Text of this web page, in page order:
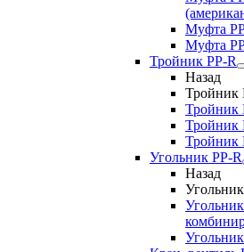
Муфта
Муфта
Тройник PP-R
Назад
Тройник
Тройник
Тройник
Тройник
Угольник PP-R
Назад